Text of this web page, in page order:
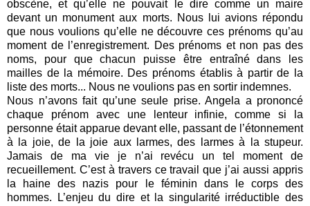
obscène, et qu’elle ne pouvait le dire comme un maire
devant un monument aux morts. Nous lui avions répondu
que nous voulions qu’elle ne découvre ces prénoms qu’au
moment de l’enregistrement. Des prénoms et non pas des
noms, pour que chacun puisse être entraîné dans les
mailles de la mémoire. Des prénoms établis à partir de la
liste des morts... Nous ne voulions pas en sortir indemnes.
Nous n’avons fait qu’une seule prise. Angela a prononcé
chaque prénom avec une lenteur infinie, comme si la
personne était apparue devant elle, passant de l’étonnement
à la joie, de la joie aux larmes, des larmes à la stupeur.
Jamais de ma vie je n’ai revécu un tel moment de
recueillement. C’est à travers ce travail que j’ai aussi appris
la haine des nazis pour le féminin dans le corps des
hommes. L’enjeu du dire et la singularité irréductible des